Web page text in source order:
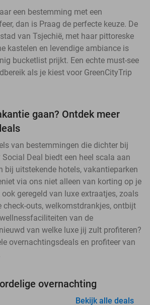
een bestemming met een
dan is Praag de perfecte keuze. De
van Tsjechië, met haar pittoreske
kastelen en levendige ambiance is
bucketlist prijkt. Een echte must-see
als je kiest voor GreenCityTrip
gaan? Ontdek meer
van bestemmingen die dichter bij
Deal biedt een heel scala aan
bij uitstekende hotels, vakantieparken
via ons niet alleen van korting op je
geregeld van luxe extraatjes, zoals
check-outs, welkomstdrankjes, ontbijt
van de
van welke luxe jij zult profiteren?
overnachtingsdeals en profiteer van
overnachting
Bekijk alle deals